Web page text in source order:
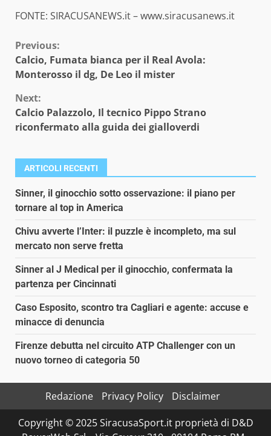
FONTE: SIRACUSANEWS.it – www.siracusanews.it
Continue
Reading
Previous:
Calcio, Fumata bianca per il Real Avola:
Monterosso il dg, De Leo il mister
Next:
Calcio Palazzolo, Il tecnico Pippo Strano
riconfermato alla guida dei gialloverdi
ARTICOLI RECENTI
Sinner, il ginocchio sotto osservazione: il piano per
tornare al top in America
Chivu avverte l’Inter: il puzzle è incompleto, ma sul
mercato non serve fretta
Sinner al J Medical per il ginocchio, confermata la
partenza per Cincinnati
Caso Esposito, scontro tra Cagliari e agente: accuse e
minacce di denuncia
Firenze debutta nel circuito ATP Challenger con un
nuovo torneo di categoria 50
Redazione Privacy Policy
Disclaimer
Copyright © 2025 SiracusaSport.it proprietà di D&D